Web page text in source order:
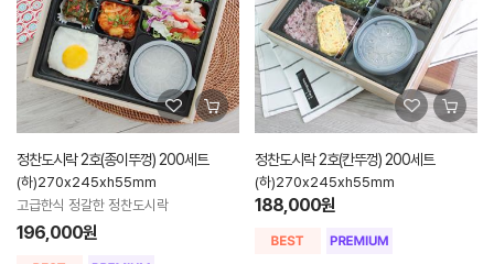
정찬도시락 2호(종이뚜껑) 200세트
(하)270x245xh55mm
고급한식 정갈한 정찬도시락
196,000원
정찬도시락 2호(칸뚜껑) 200세트
(하)270x245xh55mm
188,000원